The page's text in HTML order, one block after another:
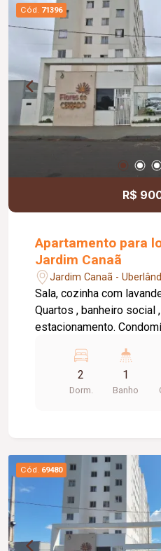
Cód. 71396
R$
Apartamento para
Jardim Canaã
Jardim Canaã -
Sala, cozinha com
Quartos , banheiro social
estacionamento.
2
Dorm.
1
Banho
Cód. 69480